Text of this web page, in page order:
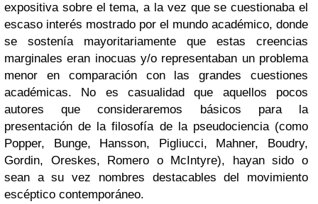
expositiva sobre el tema, a la vez que se cuestionaba el
escaso interés mostrado por el mundo académico, donde
se sostenía mayoritariamente que estas creencias
marginales eran inocuas y/o representaban un problema
menor en comparación con las grandes cuestiones
académicas. No es casualidad que aquellos pocos
autores que consideraremos básicos para la
presentación de la filosofía de la pseudociencia (como
Popper, Bunge, Hansson, Pigliucci, Mahner, Boudry,
Gordin, Oreskes, Romero o McIntyre), hayan sido o
sean a su vez nombres destacables del movimiento
escéptico contemporáneo.